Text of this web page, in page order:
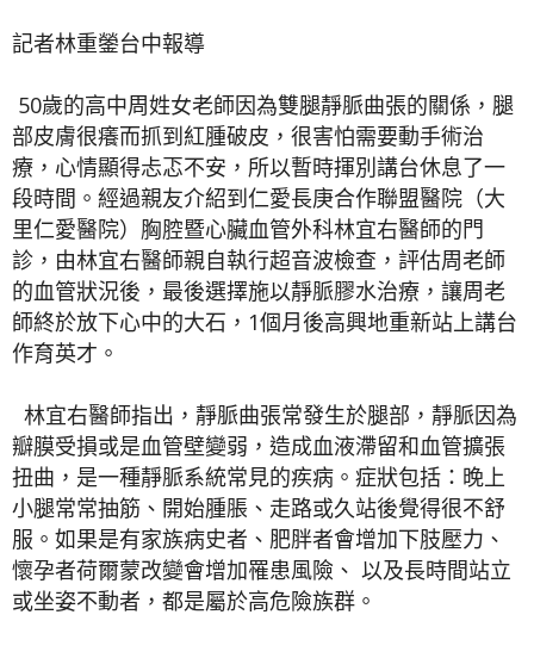
記者林重鎣台中報導
50歲的高中周姓女老師因為雙腿靜脈曲張的關係，腿
部皮膚很癢而抓到紅腫破皮，很害怕需要動手術治
療，心情顯得忐忑不安，所以暫時揮別講台休息了一
段時間。經過親友介紹到仁愛長庚合作聯盟醫院（大
里仁愛醫院）胸腔暨心臟血管外科林宜右醫師的門
診，由林宜右醫師親自執行超音波檢查，評估周老師
的血管狀況後，最後選擇施以靜脈膠水治療，讓周老
師終於放下心中的大石，1個月後高興地重新站上講台
作育英才。
林宜右醫師指出，靜脈曲張常發生於腿部，靜脈因為
瓣膜受損或是血管壁變弱，造成血液滯留和血管擴張
扭曲，是一種靜脈系統常見的疾病。症狀包括：晚上
小腿常常抽筋、開始腫脹、走路或久站後覺得很不舒
服。如果是有家族病史者、肥胖者會增加下肢壓力、
懷孕者荷爾蒙改變會增加罹患風險、 以及長時間站立
或坐姿不動者，都是屬於高危險族群。